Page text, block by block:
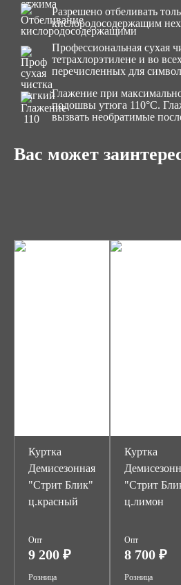
Разрешено отбеливать
кислородосодержащим
Профессиональная сухая
тетрахлорэтилене и во
перечисленных для
Глажение при
подошвы утюга 110°С.
вызвать необратимые
Вас может
Куртка
Демисезонная
"Стрит Блик"
ц.красный
Опт
9 200 ₽
Розница
Куртка
"Стрит
ц.лимон
Опт
8 700 ₽
Розница